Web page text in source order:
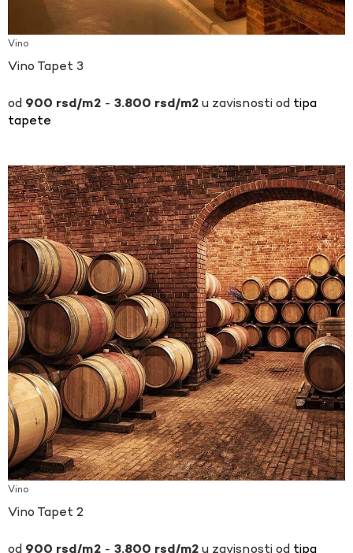
Vino
Vino Tapet 3
900 rsd - 3.800 rsd u zavisnosti od tipa
tapete
Vino
Vino Tapet 2
900 rsd 3.800 rsd